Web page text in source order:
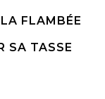
FLAMBÉE
SA TASSE